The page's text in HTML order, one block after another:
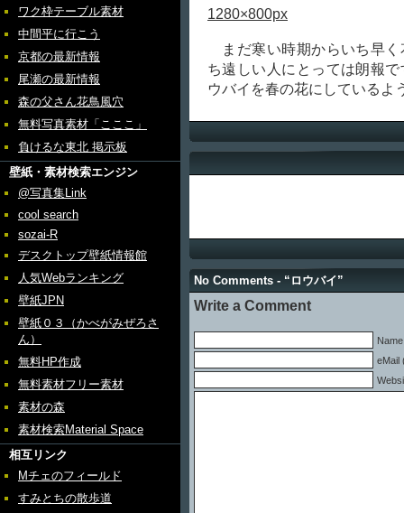
ワク枠テーブル素材
中間平に行こう
京都の最新情報
尾瀬の最新情報
森の父さん花鳥風穴
無料写真素材「こここ」
負けるな東北 掲示板
壁紙・素材検索エンジン
@写真集Link
cool search
sozai-R
デスクトップ壁紙情報館
人気Webランキング
壁紙JPN
壁紙０３（かべがみぜろさ
ん）
無料HP作成
無料素材フリー素材
素材の森
素材検索Material Space
相互リンク
Mチェのフィールド
すみとちの散歩道
1280×800px
まだ寒い時期からいち早く
ち遠しい人にとっては朗報
ウバイを春の花にしているよ
No Comments - “ロウバイ”
Write a Comment
eMail